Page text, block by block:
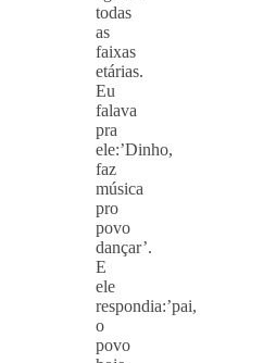
todas
as
faixas
etárias.
Eu
falava
pra
ele:’Dinho,
faz
música
pro
povo
dançar’.
E
ele
respondia:’pai,
o
povo